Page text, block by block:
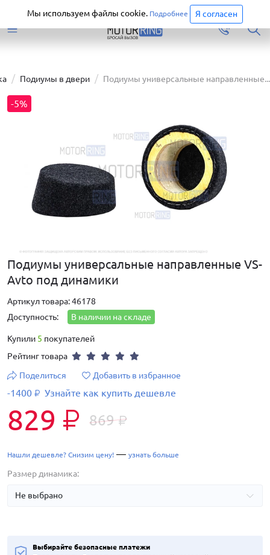
Перейти
Подиумы в двери Подиумы универсальные направленные...
-5%
Подиумы универсальные направленные VS-
Avto под динамики
Артикул товара: 46178
Доступность:
В наличии на складе
Купили 5 покупателей
Рейтинг товара
Поделиться
Добавить в избранное
-1400 ₽ Узнайте как купить дешевле
829 ₽ 869₽
Нашли дешевле? Снизим цену! — узнать больше
Размер динамика:
Выбирайте безопасные платежи
Мы используем файлы cookie. Подробнее Я согласен